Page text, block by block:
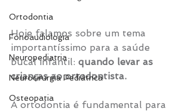
Ortodontia
Fonoaudiologia
Neuropediatria
Neurocirurgia Pediátrica
Osteopatia
Hoje falamos sobre um tema
importantíssimo para a saúde
bucal infantil: quando levar as
crianças ao ortodontista.
A ortodontia é fundamental para